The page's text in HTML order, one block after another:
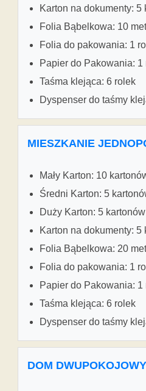
Karton na dokumenty: 5
Folia Bąbelkowa: 10
Folia do pakowania: 1
Papier do Pakowania:
Taśma klejąca: 6 rolek
Dyspenser do taśmy
MIESZKANIE
Mały Karton: 10
Średni Karton: 5
Duży Karton: 5 kartonów
Karton na dokumenty: 5
Folia Bąbelkowa: 20
Folia do pakowania: 1
Papier do Pakowania:
Taśma klejąca: 6 rolek
Dyspenser do taśmy
DOM